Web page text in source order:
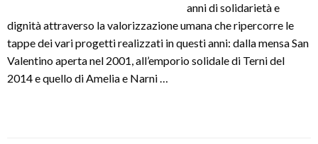
anni di solidarietà e
dignità attraverso la valorizzazione umana che ripercorre le
tappe dei vari progetti realizzati in questi anni: dalla mensa San
Valentino aperta nel 2001, all’emporio solidale di Terni del
2014 e quello di Amelia e Narni …